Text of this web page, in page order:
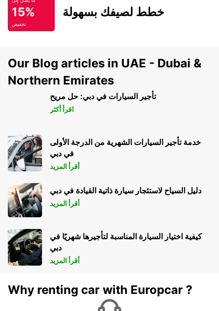
15%
تخفيض
خطط لصيفك بسهولة
Our Blog articles in UAE - Dubai &
Northern Emirates
تأجير السيارات في دبي: حل مريح
اقرأ أكثر
خدمة تأجير السيارات الشهرية من الدرجة الأولى
في دبي
أقرأ المزيد
دليل السياح لاستئجار سيارة ذاتية القيادة في دبي
أقرأ المزيد
كيفية اختيار السيارة المناسبة لتأجيرها شهريًا في
دبي
أقرأ المزيد
Why renting car with Europcar ?